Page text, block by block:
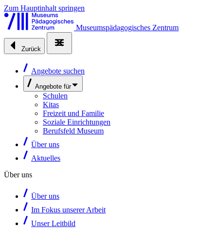
Zum Hauptinhalt springen
Museumspädagogisches Zentrum
Zurück
Angebote suchen
Angebote für
Schulen
Kitas
Freizeit und Familie
Soziale Einrichtungen
Berufsfeld Museum
Über uns
Aktuelles
Über uns
Über uns
Im Fokus unserer Arbeit
Unser Leitbild